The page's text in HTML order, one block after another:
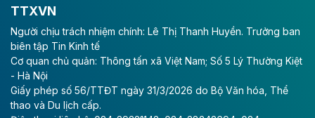
Tổng công ty Cảng hàng không Việt Nam - CTCP
(ACV) vừa lập kỷ lục mới về lợi nhuận trong quý
II/2026.
Theo baodautu.vn
Vinaconex lập đỉnh doanh thu
TTXVN
Người chịu trách nhiệm chính: Lê Thị Thanh Huyền. Trưởng ban
biên tập Tin Kinh tế
Cơ quan chủ quản: Thông tấn xã Việt Nam; Số 5 Lý Thường Kiệt
- Hà Nội
Giấy phép số 56/TTĐT ngày 31/3/2026 do Bộ Văn hóa, Thể
thao và Du lịch cấp.